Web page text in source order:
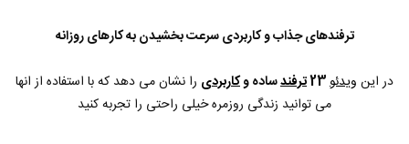
ترفندهای جذاب و کاربردی سرعت بخشیدن به کارهای روزانه
در این ویدئو ترفندساده وکاربردی را نشان می دهد که با استفاده از انها
می توانید زندگی روزمره خیلی راحتی را تجربه کنید